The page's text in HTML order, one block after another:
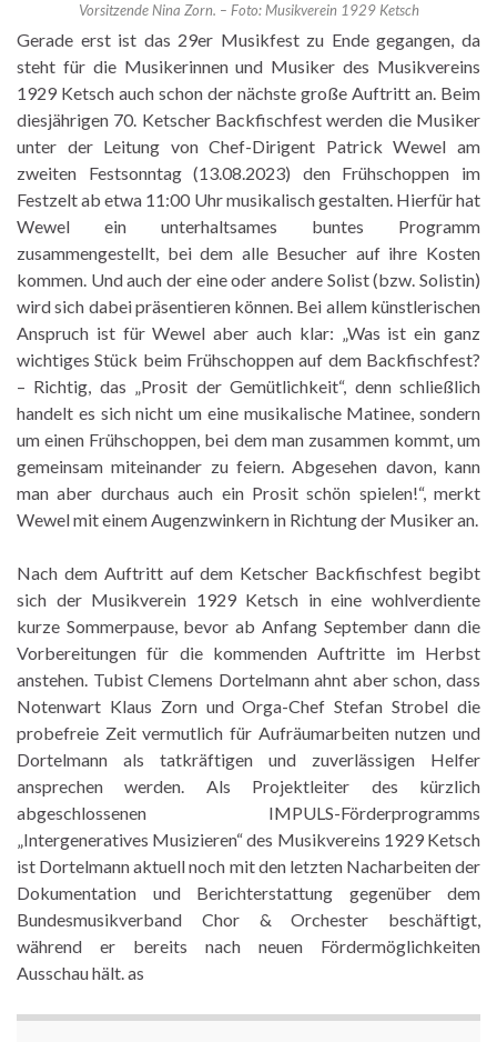
Vorsitzende Nina Zorn. – Foto: Musikverein 1929 Ketsch
Gerade erst ist das 29er Musikfest zu Ende gegangen, da
steht für die Musikerinnen und Musiker des Musikvereins
1929 Ketsch auch schon der nächste große Auftritt an. Beim
diesjährigen 70. Ketscher Backfischfest werden die Musiker
unter der Leitung von Chef-Dirigent Patrick Wewel am
zweiten Festsonntag (13.08.2023) den Frühschoppen im
Festzelt ab etwa 11:00 Uhr musikalisch gestalten. Hierfür hat
Wewel ein unterhaltsames buntes Programm
zusammengestellt, bei dem alle Besucher auf ihre Kosten
kommen. Und auch der eine oder andere Solist (bzw. Solistin)
wird sich dabei präsentieren können. Bei allem künstlerischen
Anspruch ist für Wewel aber auch klar: „Was ist ein ganz
wichtiges Stück beim Frühschoppen auf dem Backfischfest?
– Richtig, das „Prosit der Gemütlichkeit“, denn schließlich
handelt es sich nicht um eine musikalische Matinee, sondern
um einen Frühschoppen, bei dem man zusammen kommt, um
gemeinsam miteinander zu feiern. Abgesehen davon, kann
man aber durchaus auch ein Prosit schön spielen!“, merkt
Wewel mit einem Augenzwinkern in Richtung der Musiker an.
Nach dem Auftritt auf dem Ketscher Backfischfest begibt
sich der Musikverein 1929 Ketsch in eine wohlverdiente
kurze Sommerpause, bevor ab Anfang September dann die
Vorbereitungen für die kommenden Auftritte im Herbst
anstehen. Tubist Clemens Dortelmann ahnt aber schon, dass
Notenwart Klaus Zorn und Orga-Chef Stefan Strobel die
probefreie Zeit vermutlich für Aufräumarbeiten nutzen und
Dortelmann als tatkräftigen und zuverlässigen Helfer
ansprechen werden. Als Projektleiter des kürzlich
abgeschlossenen IMPULS-Förderprogramms
„Intergeneratives Musizieren“ des Musikvereins 1929 Ketsch
ist Dortelmann aktuell noch mit den letzten Nacharbeiten der
Dokumentation und Berichterstattung gegenüber dem
Bundesmusikverband Chor & Orchester beschäftigt,
während er bereits nach neuen Fördermöglichkeiten
Ausschau hält. as